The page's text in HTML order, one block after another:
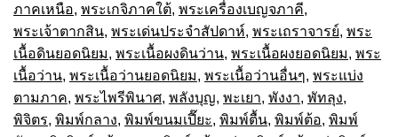
ภาคเหนือ, พระเกจิภาคใต้, พระเครื่องเบญจภาคี,
พระเจ้าตากสิน, พระเด่นประจำสัปดาห์, พระเถราจารย์, พระ
เนื้อดินยอดนิยม, พระเนื้อผงดินว่าน, พระเนื้อผงยอดนิยม, พระ
เนื้อว่าน, พระเนื้อว่านยอดนิยม, พระเนื้อว่านอื่นๆ, พระแบ่ง
ตามภาค, พระไพรีพินาศ, พลังบุญ, พะเยา, พังงา, พัทลุง,
พิจิตร, พิมพ์กลาง, พิมพ์ขนมเปี๊ยะ, พิมพ์ตื้น, พิมพ์ต้อ, พิมพ์